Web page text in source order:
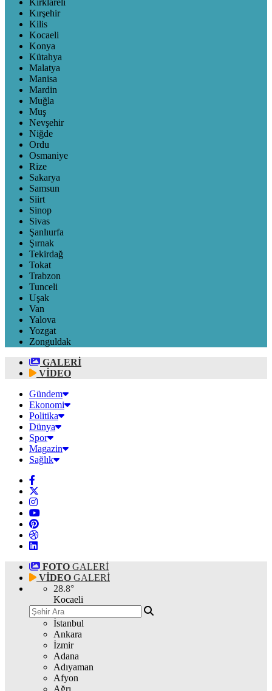
Kırklareli
Kırşehir
Kilis
Kocaeli
Konya
Kütahya
Malatya
Manisa
Mardin
Muğla
Muş
Nevşehir
Niğde
Ordu
Osmaniye
Rize
Sakarya
Samsun
Siirt
Sinop
Sivas
Şanlıurfa
Şırnak
Tekirdağ
Tokat
Trabzon
Tunceli
Uşak
Van
Yalova
Yozgat
Zonguldak
GALERİ
VİDEO
Gündem
Ekonomi
Politika
Dünya
Spor
Magazin
Sağlık
FOTO GALERİ
VİDEO GALERİ
28.8°
Kocaeli
İstanbul
Ankara
İzmir
Adana
Adıyaman
Afyon
Ağrı